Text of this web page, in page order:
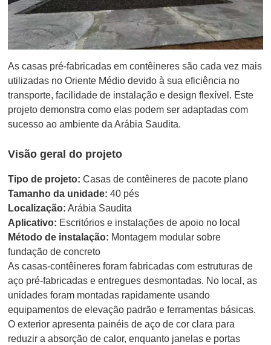
As casas pré-fabricadas em contêineres são cada vez mais
utilizadas no Oriente Médio devido à sua eficiência no
transporte, facilidade de instalação e design flexível. Este
projeto demonstra como elas podem ser adaptadas com
sucesso ao ambiente da Arábia Saudita.
Visão geral do projeto
Tipo de projeto: Casas de contêineres de pacote plano
Tamanho da unidade: 40 pés
Localização: Arábia Saudita
Aplicativo: Escritórios e instalações de apoio no local
Método de instalação: Montagem modular sobre
fundação de concreto
As casas-contêineres foram fabricadas com estruturas de
aço pré-fabricadas e entregues desmontadas. No local, as
unidades foram montadas rapidamente usando
equipamentos de elevação padrão e ferramentas básicas.
O exterior apresenta painéis de aço de cor clara para
reduzir a absorção de calor, enquanto janelas e portas